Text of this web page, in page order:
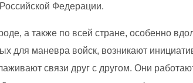
Федерации.
а также по всей стране, особенно
для маневра войск, возникают
связи друг с другом. Они